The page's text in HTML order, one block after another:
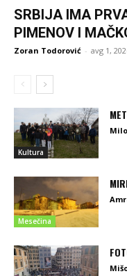
SRBIJA IMA
PIMENOV I
Zoran Todorović - avg 1,
Kultura
Mesečina